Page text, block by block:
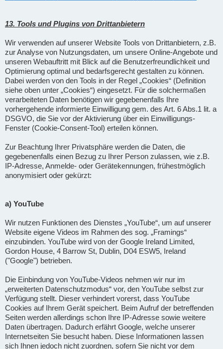
13. Tools und Plugins von Drittanbietern
Wir verwenden auf unserer Website Tools von Drittanbietern, z.B.
zur Analyse von Nutzungsdaten, um unsere Online-Angebote und
unseren Webauftritt mit Blick auf die Benutzerfreundlichkeit und
Optimierung optimal und bedarfsgerecht gestalten zu können.
Dabei werden von den Tools in der Regel „Cookies“ (Definition
siehe oben unter „Cookies“) eingesetzt. Für die solchermaßen
verarbeiteten Daten benötigen wir gegebenenfalls Ihre
vorhergehende informierte Einwilligung gem. des Art. 6 Abs.1 lit. a
DSGVO, die Sie vor der Aktivierung über ein Einwilligungs-
Fenster (Cookie-Consent-Tool) erteilen können.
Zur Beachtung Ihrer Privatsphäre werden die Daten, die
gegebenenfalls einen Bezug zu Ihrer Person zulassen, wie z.B.
IP-Adresse, Anmelde- oder Gerätekennungen, frühestmöglich
anonymisiert oder gekürzt:
a) YouTube
Wir nutzen Funktionen des Dienstes „YouTube“, um auf unserer
Website eigene Videos im Rahmen des sog. „Framings“
einzubinden. YouTube wird von der Google Ireland Limited,
Gordon House, 4 Barrow St, Dublin, D04 ESW5, Ireland
("Google") betrieben.
Die Einbindung von YouTube-Videos nehmen wir nur im
„erweiterten Datenschutzmodus“ vor, den YouTube selbst zur
Verfügung stellt. Dieser verhindert vorerst, dass YouTube
Cookies auf Ihrem Gerät speichert. Beim Aufruf der betreffenden
Seiten werden allerdings schon Ihre IP-Adresse sowie weitere
Daten übertragen. Dadurch erfährt Google, welche unserer
Internetseiten Sie besucht haben. Diese Informationen lassen
sich Ihnen jedoch nicht zuordnen, sofern Sie nicht vor dem